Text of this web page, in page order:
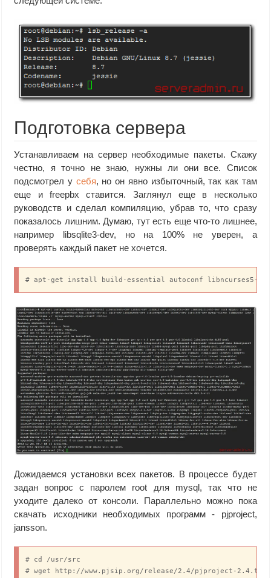
Подготовка сервера
Устанавливаем на сервер необходимые пакеты. Скажу
честно, я точно не знаю, нужны ли они все. Список
подсмотрел у себя, но он явно избыточный, так как там
еще и freepbx ставится. Заглянул еще в несколько
руководств и сделал компиляцию, убрав то, что сразу
показалось лишним. Думаю, тут есть еще что-то лишнее,
например libsqlite3-dev, но на 100% не уверен, а
проверять каждый пакет не хочется.
# apt-get install build-essential autoconf libncurses5-
Дожидаемся установки всех пакетов. В процессе будет
задан вопрос с паролем root для mysql, так что не
уходите далеко от консоли. Параллельно можно пока
скачать исходники необходимых программ - pjproject,
jansson.
# cd /usr/src
# wget http://www.pjsip.org/release/2.4/pjproject-